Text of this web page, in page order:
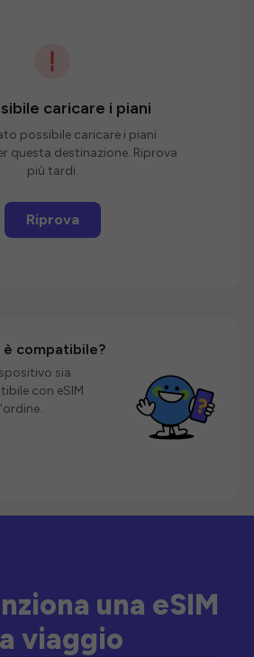
caricare i piani
possibile caricare i piani
questa destinazione. Riprova
più tardi.
Riprova
compatibile?
sia
con eSIM
una eSIM
viaggio